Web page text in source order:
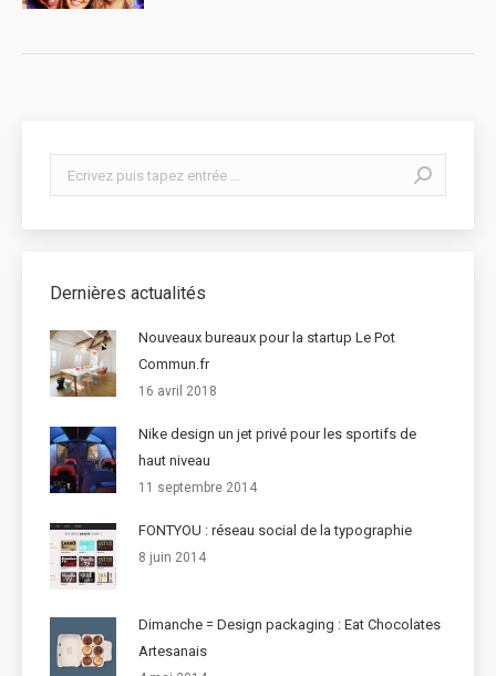
Dernières actualités
Nouveaux bureaux pour la startup Le Pot
Commun.fr
16 avril 2018
Nike design un jet privé pour les sportifs de
haut niveau
11 septembre 2014
FONTYOU : réseau social de la typographie
8 juin 2014
Dimanche = Design packaging : Eat Chocolates
Artesanais